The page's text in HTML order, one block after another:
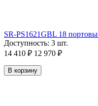
SR-PS1621GBL 18
Доступность: 3 шт.
14 410 ₽ 12 970 ₽
В корзину